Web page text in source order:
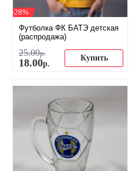
-28%
Футболка ФК БАТЭ детская
(распродажа)
25.00р.
18.00р.
Купить